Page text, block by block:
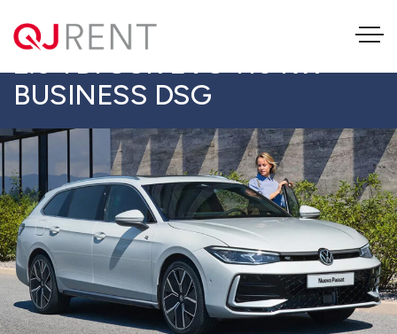
VOLKSWAGEN PASSAT SW
2.0 TDI SCR EVO 110 KW
BUSINESS DSG